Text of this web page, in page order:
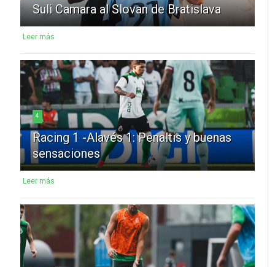
Suli Camara al Slovan de Bratislava
Leer más
4
Racing 1 -Alavés 1: Penaltis y buenas
sensaciones
Leer más